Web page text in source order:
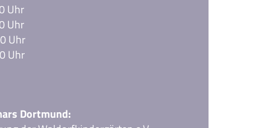
Uhr
Uhr
Uhr
Uhr
Dortmund: